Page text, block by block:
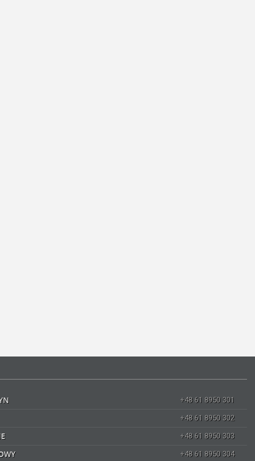
+48 61 8950 301
+48 61 8950 302
+48 61 8950 303
+48 61 8950 304